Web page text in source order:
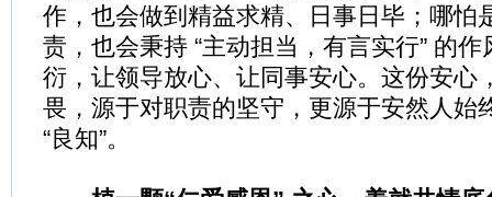
作，也会做到精益求精、日事日毕；哪怕
责，也会秉持 “主动担当，有言实行” 的
衍，让领导放心、让同事安心。这份安心
畏，源于对职责的坚守，更源于安然人始
“良知”。